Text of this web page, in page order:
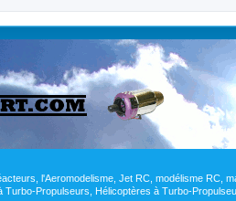
l'Aeromodelisme, Jet RC, modélisme RC,
Turbo-Propulseurs, Hélicoptères à Turbo-